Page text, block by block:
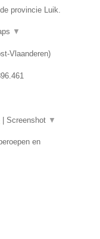
provincie Luik.
▼
Vlaanderen)
Screenshot ▼
en